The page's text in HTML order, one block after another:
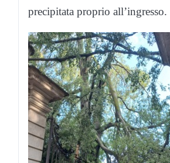
precipitata proprio all’ingresso.